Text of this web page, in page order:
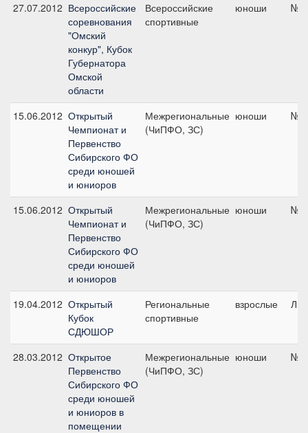
27.07.2012 Всероссийские
соревнования
"Омский
конкур", Кубок
Губернатора
Омской
области
Всероссийские
спортивные
юноши
15.06.2012 Открытый
Чемпионат и
Первенство
Сибирского ФО
среди юношей
и юниоров
Межрегиональные
(ЧиПФО, ЗС)
юноши
15.06.2012 Открытый
Чемпионат и
Первенство
Сибирского ФО
среди юношей
и юниоров
Межрегиональные
(ЧиПФО, ЗС)
юноши
19.04.2012 Открытый
Кубок
СДЮШОР
Региональные
спортивные
взрослые
28.03.2012 Открытое
Первенство
Сибирского ФО
среди юношей
и юниоров в
помещении
Межрегиональные
(ЧиПФО, ЗС)
юноши